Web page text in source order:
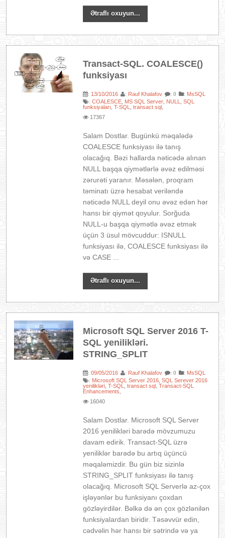
Ətraflı oxuyun...
Transact-SQL. COALESCE()
funksiyası
: 13/10/2016 : Rauf Khalafov : 0 : MsSQL
:COALESCE MS SQL Server NULL ,SQL
funksiyaları
,T-SQL ,transact sql
17367
Salam Dostlar. Bugünkü məqalədə
COALESCE funksiyası ilə tanış
olacağıq. Bəzi hallarda nəticədə alınan
NULL başqa qiymətlərlə əvəz edilməsi
zərurəti yaranır. Məsələn, proqram
təminatı üzrə hesabat veriləndə
nəticədə NULL deyil onu əvəz edən hər
hansı bir qiymət qoyulur. Sorğuda
NULL-u başqa qiymətlə əvəz etmək
üçün 3 üsul mövcuddur: ISNULL
funksiyası ilə, COALESCE funksiyası ilə
və CASE ...
Ətraflı oxuyun...
Microsoft SQL Server 2016 T-
SQL yenilikləri.
STRING_SPLIT
:09/05/2016 : Rauf Khalafov : 0 : MsSQL
: Microsoft SQL Server 2016 ,SQL Serever 2016
yenilikləri ,T-SQL ,transact sql ,Transact-SQL
Enhancements
16040
Salam Dostlar. Microsoft SQL Server
2016 yenilikləri barədə mövzumuzu
davam edirik. Transact-SQL üzrə
yeniliklər barədə bu artıq üçüncü
məqaləmizdir. Bu gün biz sizinlə
STRING_SPLIT funksiyası ilə tanış
olacağıq. Microsoft SQL Serverlə az-çox
işləyənlər bu funksiyanı çoxdan
gözləyirdilər. Bəlkə də ən çox gözlənilən
funksiyalardan biridir. Təsəvvür edin,
cədvəlin hər hansı bir sətrində və ya